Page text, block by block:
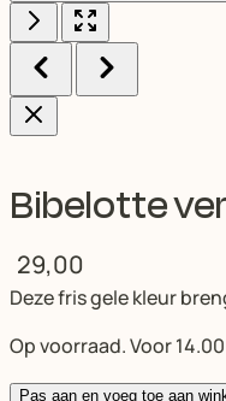
Bibelotte
29,00
Deze fris gele kleur
Op voorraad. Voor
Pas aan en voeg toe aan